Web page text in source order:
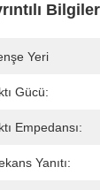
Bilgiler
Yeri
Gücü:
Empedansı:
Yanıtı: